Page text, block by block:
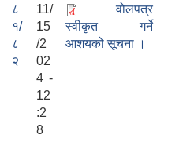
८
१/
८
२
11/
15
/2
02
4 -
12
:2
8
वोलपत्र
स्वीकृत गर्ने
आशयको सूचना ।